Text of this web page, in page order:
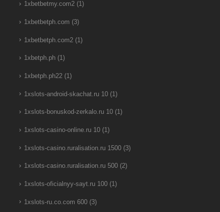
1xbetbetmy.com2(1)
1xbetbetph.com (3)
1xbetbetph.com2(1)
1xbetph.ph(1)
1xbetph.ph22(1)
1xslots-android-skachat.ru 10(1)
1xslots-bonuskod-zerkalo.ru 10(1)
1xslots-casino-online.ru 10(1)
1xslots-casino.ruralisation.ru 1500(3)
1xslots-casino.ruralisation.ru 500(2)
1xslots-oficialnyy-sayt.ru 100(1)
1xslots-ru.co.com 600(3)